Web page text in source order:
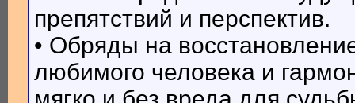
препятствий и перспектив.
• Обряды на
любимого человека и